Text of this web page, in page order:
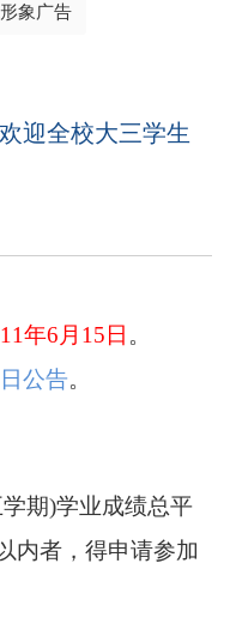
象广告
迎全校大三学生
年6 月 15日 。
日公告。
期)学业成绩总平
内者，得申请参加